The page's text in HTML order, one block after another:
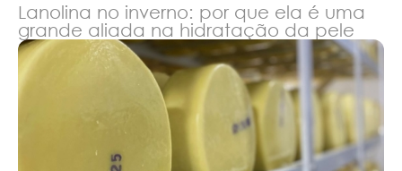
Lanolina no inverno: por que ela é uma
grande aliada na hidratação da pele